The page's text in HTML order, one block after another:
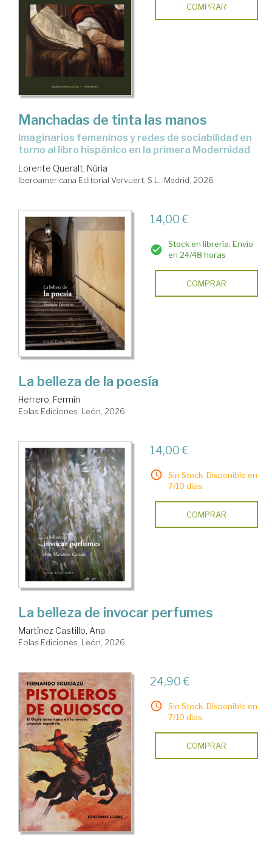
COMPRAR
Manchadas de tinta las manos
Imaginarios femeninos y redes de sociabilidad en
torno al libro hispánico en la primera Modernidad
Lorente Queralt, Núria
Iberoamericana Editorial Vervuert, S.L.. Madrid, 2026
14,00 €
Stock en librería. Envío
en 24/48 horas
COMPRAR
La belleza de la poesía
Herrero, Fermín
Eolas Ediciones. León, 2026
14,00 €
Sin Stock. Disponible en
7/10 días.
COMPRAR
La belleza de invocar perfumes
Martínez Castillo, Ana
Eolas Ediciones. León, 2026
24,90 €
Sin Stock. Disponible en
7/10 días.
COMPRAR